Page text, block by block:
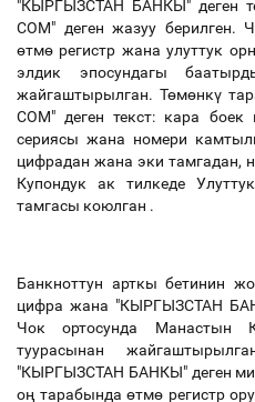
"КЫРГЫЗСТАН БАНКЫ" деген
СОМ" деген жазуу берилген.
өтмө регистр жана улуттук
элдик эпосундагы
жайгаштырылган. Төмөнкү
СОМ" деген текст: кара боек
сериясы жана номери
цифрадан жана эки тамгадан,
Купондук ак тилкеде
тамгасы коюлган .
Банкноттун арткы бетинин
цифра жана "КЫРГЫЗСТАН
Чок ортосунда Манастын
туурасынан
"КЫРГЫЗСТАН БАНКЫ" деген
оң тарабында өтмө регистр